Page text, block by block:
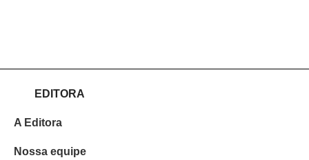
EDITORA
A Editora
Nossa equipe